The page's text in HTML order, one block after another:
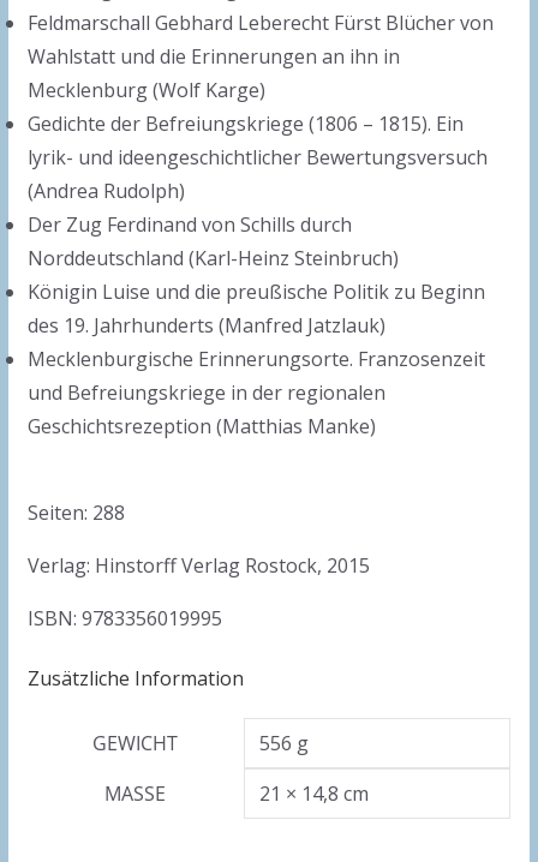
Feldmarschall Gebhard Leberecht Fürst Blücher von
Wahlstatt und die Erinnerungen an ihn in
Mecklenburg (Wolf Karge)
Gedichte der Befreiungskriege (1806 – 1815). Ein
lyrik- und ideengeschichtlicher Bewertungsversuch
(Andrea Rudolph)
Der Zug Ferdinand von Schills durch
Norddeutschland (Karl-Heinz Steinbruch)
Königin Luise und die preußische Politik zu Beginn
des 19. Jahrhunderts (Manfred Jatzlauk)
Mecklenburgische Erinnerungsorte. Franzosenzeit
und Befreiungskriege in der regionalen
Geschichtsrezeption (Matthias Manke)
Seiten: 288
Verlag: Hinstorff Verlag Rostock, 2015
ISBN: 9783356019995
Zusätzliche Information
GEWICHT
556 g
MASSE
21 × 14,8 cm